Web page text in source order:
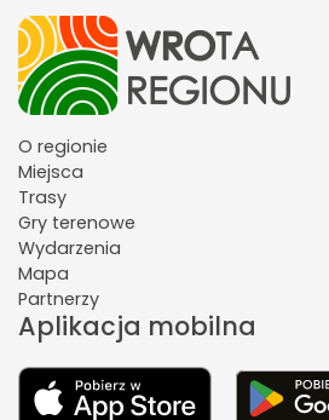
O regionie
Miejsca
Trasy
Gry terenowe
Wydarzenia
Mapa
Partnerzy
Aplikacja mobilna